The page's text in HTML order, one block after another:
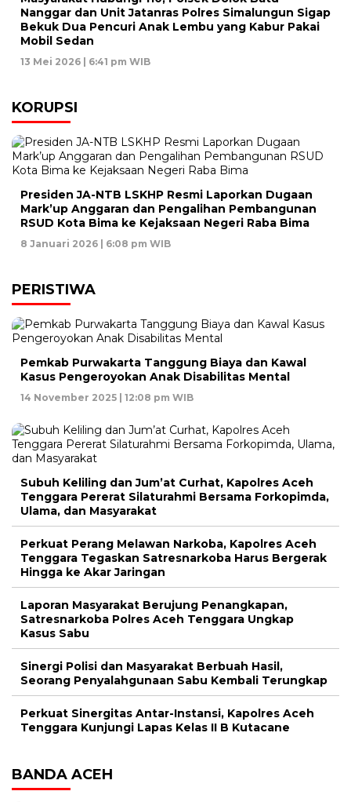
Nanggar dan Unit Jatanras Polres Simalungun Sigap
Bekuk Dua Pencuri Anak Lembu yang Kabur Pakai
Mobil Sedan
13 Mei 2026 | 6:41 pm WIB
KORUPSI
Presiden JA-NTB LSKHP Resmi Laporkan Dugaan
Mark’up Anggaran dan Pengalihan Pembangunan
RSUD Kota Bima ke Kejaksaan Negeri Raba Bima
8 Januari 2026 | 6:08 pm WIB
PERISTIWA
Pemkab Purwakarta Tanggung Biaya dan Kawal
Kasus Pengeroyokan Anak Disabilitas Mental
14 November 2025 | 12:08 pm WIB
Subuh Keliling dan Jum’at Curhat, Kapolres Aceh
Tenggara Pererat Silaturahmi Bersama Forkopimda,
Ulama, dan Masyarakat
Perkuat Perang Melawan Narkoba, Kapolres Aceh
Tenggara Tegaskan Satresnarkoba Harus Bergerak
Hingga ke Akar Jaringan
Laporan Masyarakat Berujung Penangkapan,
Satresnarkoba Polres Aceh Tenggara Ungkap
Kasus Sabu
Sinergi Polisi dan Masyarakat Berbuah Hasil,
Seorang Penyalahgunaan Sabu Kembali Terungkap
Perkuat Sinergitas Antar-Instansi, Kapolres Aceh
Tenggara Kunjungi Lapas Kelas II B Kutacane
BANDA ACEH